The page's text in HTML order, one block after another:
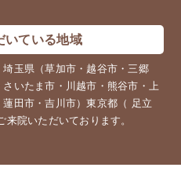
いている地域
玉県（草加市・越谷市・三郷
いたま市・川越市・熊谷市・上
田市・吉川市）東京都（ 足立
院いただいております。